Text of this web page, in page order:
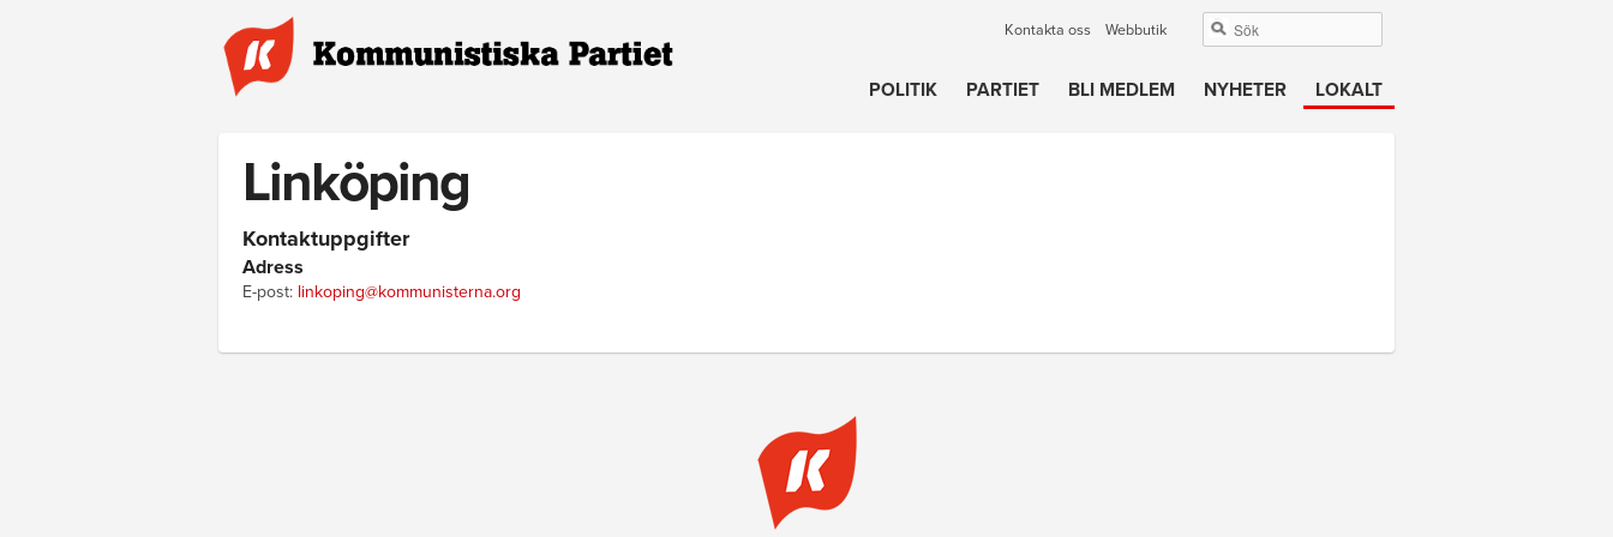
Kontakta oss Webbutik
POLITIK PARTIET BLI MEDLEM NYHETER LOKALT
Linköping
Kontaktuppgifter
Adress
E-post: linkoping@kommunisterna.org